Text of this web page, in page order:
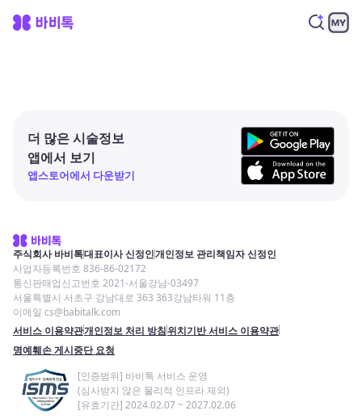
더 많은 시술정보
앱에서 보기
앱스토어에서 다운받기
주식회사 바비톡대표이사 신정인개인정보 관리책임자 신정인
사업자등록번호 836-86-02172
통신판매업신고번호 2021-서울강남-03497
서울특별시 서초구 강남대로 363 363강남타워 11층
이메일 cs@babitalk.com
서비스 이용약관개인정보 처리 방침위치기반 서비스 이용약관
명예훼손 게시중단 요청
[인증범위] 바비톡 서비스 운영
(심사받지 않은 물리적 인프라 제외)
[유효기간] 2024.02.07 ~ 2027.02.06